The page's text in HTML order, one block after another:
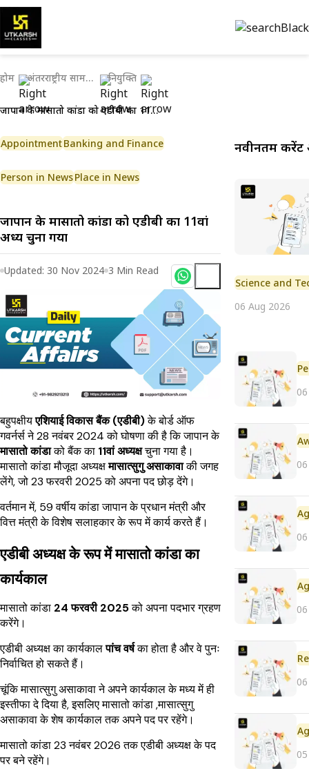
होम अंतरराष्ट्रीय सामयिकी नियुक्ति
जापान के मासातो कांडा को एडीबी का 11वां अध्यक्ष चुना गया
AppointmentBanking and Finance
Person in NewsPlace in News
जापान के मासातो कांडा को एडीबी का 11वां
अध्यक्ष चुना गया
Updated: 30 Nov 2024 3 Min Read
बहुपक्षीयएशियाई विकास बैंक (एडीबी)के बोर्ड ऑफ
गवर्नर्स ने 28 नवंबर 2024 को घोषणा की है कि जापान के
मासातो कांडाको बैंक का 11वां अध्यक्षचुना गया है।
मासातो कांडा मौजूदा अध्यक्षमासात्सुगु असाकावाकी जगह
लेंगे, जो 23 फरवरी 2025 को अपना पद छोड़ देंगे।
वर्तमान में, 59 वर्षीय कांडा जापान के प्रधान मंत्री और
वित्त मंत्री के विशेष सलाहकार के रूप में कार्य करते हैं।
एडीबी अध्यक्ष के रूप में मासातो कांडा का
कार्यकाल
मासातो कांडा 24 फरवरी 2025को अपना पदभार ग्रहण
करेंगे।
एडीबी अध्यक्ष का कार्यकालपांच वर्षका होता है और वे पुनः
निर्वाचित हो सकते हैं।
चूंकि मासात्सुगु असाकावा ने अपने कार्यकाल के मध्य में ही
इस्तीफा दे दिया है, इसलिए मासातो कांडा ,मासात्सुगु
असाकावा के शेष कार्यकाल तक अपने पद पर रहेंगे।
मासातो कांडा 23 नवंबर 2026 तक एडीबी अध्यक्ष के पद
पर बने रहेंगे।
नवीनतम करेंट
Science and
06 Aug 2026